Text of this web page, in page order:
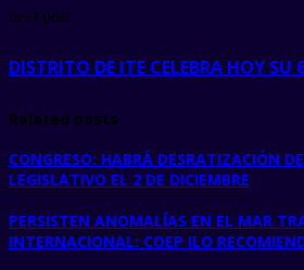
next post
DISTRITO DE ITE CELEBRA HOY SU
Related posts
CONGRESO: HABRÁ DESRATIZACIÓN
LEGISLATIVO EL 2 DE DICIEMBRE
PERSISTEN ANOMALÍAS EN EL MAR
INTERNACIONAL: COEP ILO